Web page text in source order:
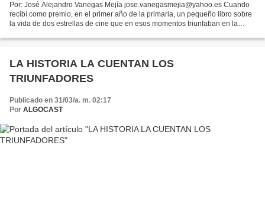
Por: José Alejandro Vanegas Mejía jose.vanegasmejia@yahoo.es Cuando
recibí como premio, en el primer año de la primaria, un pequeño libro sobre
la vida de dos estrellas de cine que en esos momentos triunfaban en la
LA HISTORIA LA CUENTAN LOS
TRIUNFADORES
Publicado en 31/03/a. m. 02:17
Por ALGOCAST